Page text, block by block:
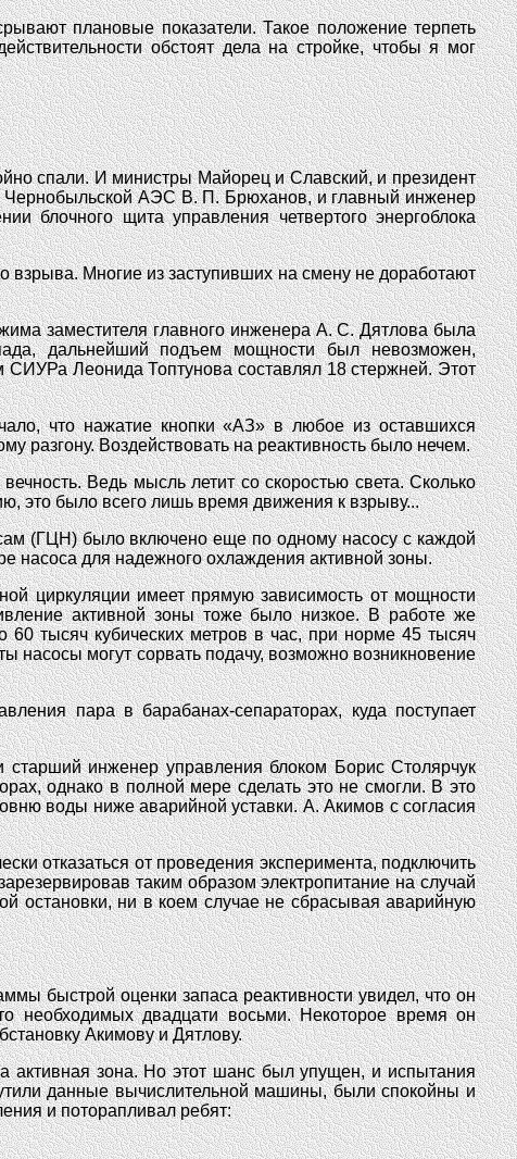
плановые показатели. Такое положение терпеть
обстоят дела на стройке, чтобы я мог
спали. И министры Майорец и Славский, и президент
Чернобыльской АЭС В. П. Брюханов, и главный инженер
щита управления четвертого энергоблока
взрыва. Многие из заступивших на смену не доработают
заместителя главного инженера А. С. Дятлова была
дальнейший подъем мощности был невозможен,
СИУРа Леонида Топтунова составлял 18 стержней. Этот
что нажатие кнопки «АЗ» в любое из оставшихся
разгону. Воздействовать на реактивность было нечем.
Ведь мысль летит со скоростью света. Сколько
это было всего лишь время движения к взрыву...
(ГЦН) было включено еще по одному насосу с каждой
насоса для надежного охлаждения активной зоны.
циркуляции имеет прямую зависимость от мощности
активной зоны тоже было низкое. В работе же
тысяч кубических метров в час, при норме 45 тысяч
насосы могут сорвать подачу, возможно возникновение
пара в барабанах-сепараторах, куда поступает
инженер управления блоком Борис Столярчук
однако в полной мере сделать это не смогли. В это
воды ниже аварийной уставки. А. Акимов с согласия
отказаться от проведения эксперимента, подключить
таким образом электропитание на случай
остановки, ни в коем случае не сбрасывая аварийную
быстрой оценки запаса реактивности увидел, что он
необходимых двадцати восьми. Некоторое время он
Акимову и Дятлову.
активная зона. Но этот шанс был упущен, и испытания
данные вычислительной машины, были спокойны и
и поторапливал ребят: